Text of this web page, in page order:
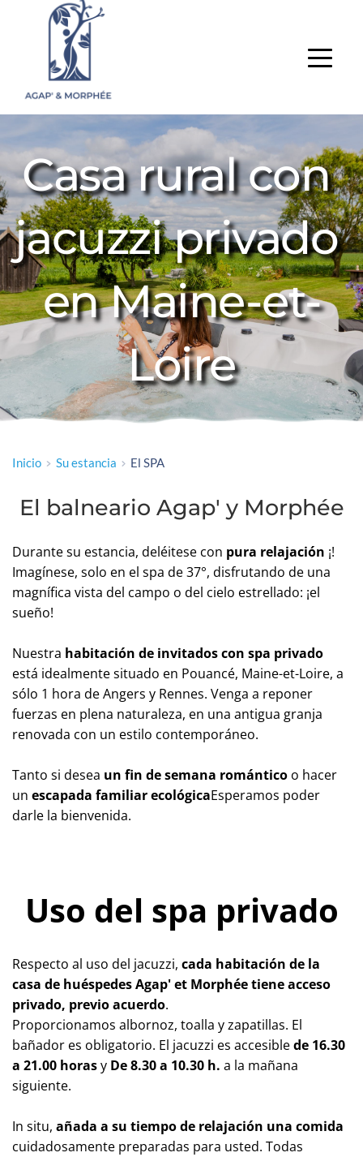
Casa rural con
jacuzzi privado
en Maine-et-
Loire
Inicio Su estancia El SPA
El balneario Agap' y Morphée
Durante su estancia, deléitese con pura relajación ¡!
Imagínese, solo en el spa de 37°, disfrutando de una
magnífica vista del campo o del cielo estrellado: ¡el
sueño!
Nuestra
está idealmente situado en Pouancé, Maine-et-Loire, a
sólo 1 hora de Angers y Rennes. Venga a reponer
fuerzas en plena naturaleza, en una antigua granja
renovada con un estilo contemporáneo.
Tanto si desea un fin de semana romántico o hacer
un escapada familiar ecológicaEsperamos poder
darle la bienvenida.
Uso del spa privado
Respecto al uso del jacuzzi, cada habitación de la
casa de huéspedes Agap' et Morphée tiene acceso
privado, previo acuerdo.
Proporcionamos albornoz, toalla y zapatillas. El
bañador es obligatorio. El jacuzzi es accesible de 16.30
a 21.00 horas y De 8.30 a 10.30 h. a la mañana
siguiente.
In situ, añada a su tiempo de relajación una comida
cuidadosamente preparadas para usted. Todas n